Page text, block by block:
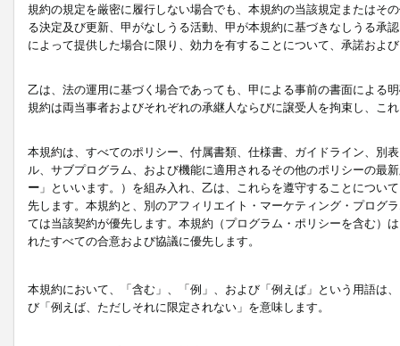
規約の規定を厳密に履行しない場合でも、本規約の当該規定またはそ
る決定及び更新、甲がなしうる活動、甲が本規約に基づきなしうる承
によって提供した場合に限り、効力を有することについて、承諾およ
乙は、法の運用に基づく場合であっても、甲による事前の書面による
規約は両当事者およびそれぞれの承継人ならびに譲受人を拘束し、こ
本規約は、すべてのポリシー、付属書類、仕様書、ガイドライン、別
ル、サブプログラム、および機能に適用されるその他のポリシーの最
ー 」といいます。）を組み入れ、乙は、これらを遵守することにつ
先します。本規約と、別のアフィリエイト・マーケティング・プログ
ては当該契約が優先します。本規約（プログラム・ポリシーを含む）
れたすべての合意および協議に優先します。
本規約において、「含む」、「例」、および「例えば」という用語は
び「例えば、ただしそれに限定されない」を意味します。